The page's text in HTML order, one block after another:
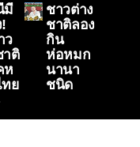
มี
ว
าติ
ห
ทย
ชาวต่าง
ชาติลอง
กิน
ห่อหมก
นานา
ชนิด